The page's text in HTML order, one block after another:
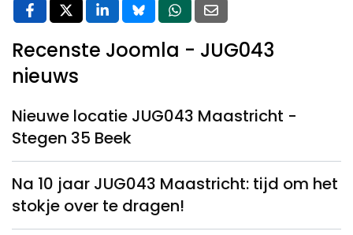
Recenste Joomla - JUG043
nieuws
Nieuwe locatie JUG043 Maastricht -
Stegen 35 Beek
Na 10 jaar JUG043 Maastricht: tijd om het
stokje over te dragen!